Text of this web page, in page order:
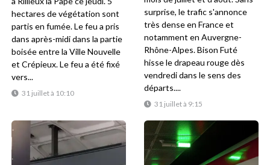
31 juillet à 10:10
hectares de végétation sont
partis en fumée. Le feu a pris
dans après-midi dans la partie
boisée entre la Ville Nouvelle
et Crépieux. Le feu a été fixé
vers...
31 juillet à 9:15
surprise, le trafic s'annonce
très dense en France et
notamment en Auvergne-
Rhône-Alpes. Bison Futé
hisse le drapeau rouge dès
vendredi dans le sens des
départs....